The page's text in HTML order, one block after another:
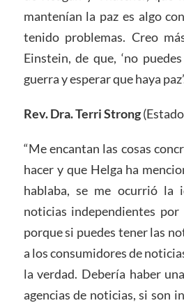
mantenían la paz es algo
tenido problemas. Creo
Einstein, de que, ‘no
guerra y esperar que haya
Rev. Dra. Terri Strong
“Me encantan las cosas
hacer y que Helga ha
hablaba, se me ocurrió la
noticias independientes por
porque si puedes tener las
a los consumidores de
la verdad. Debería haber
agencias de noticias, si son